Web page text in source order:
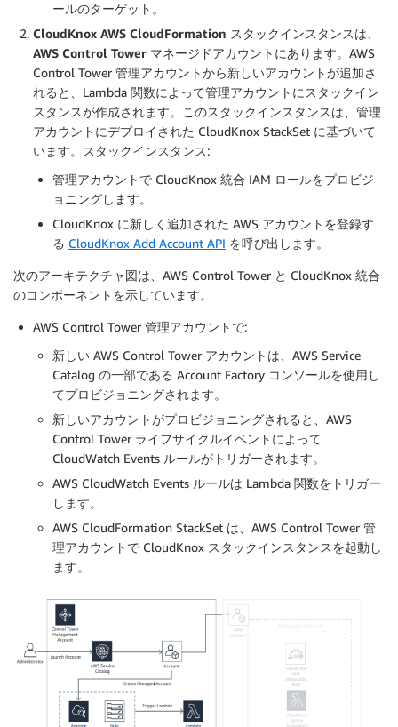
ールのターゲット。
CloudKnox AWS CloudFormation スタックインスタンスは、
AWS Control Tower マネージドアカウントにあります。AWS
Control Tower 管理アカウントから新しいアカウントが追加さ
れると、Lambda 関数によって管理アカウントにスタックイン
スタンスが作成されます。このスタックインスタンスは、管理
アカウントにデプロイされた CloudKnox StackSet に基づいて
います。スタックインスタンス:
管理アカウントで CloudKnox 統合 IAM ロールをプロビジ
ョニングします。
CloudKnox に新しく追加された AWS アカウントを登録す
る CloudKnox Add Account API を呼び出します。
次のアーキテクチャ図は、AWS Control Tower と CloudKnox 統合
のコンポーネントを示しています。
AWS Control Tower 管理アカウントで:
新しい AWS Control Tower アカウントは、AWS Service
Catalog の一部である Account Factory コンソールを使用し
てプロビジョニングされます。
新しいアカウントがプロビジョニングされると、AWS
Control Tower ライフサイクルイベントによって
CloudWatch Events ルールがトリガーされます。
AWS CloudWatch Events ルールは Lambda 関数をトリガー
します。
AWS CloudFormation StackSet は、AWS Control Tower 管
理アカウントで CloudKnox スタックインスタンスを起動し
ます。